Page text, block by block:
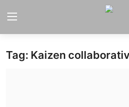
Home
Tag: Kaizen